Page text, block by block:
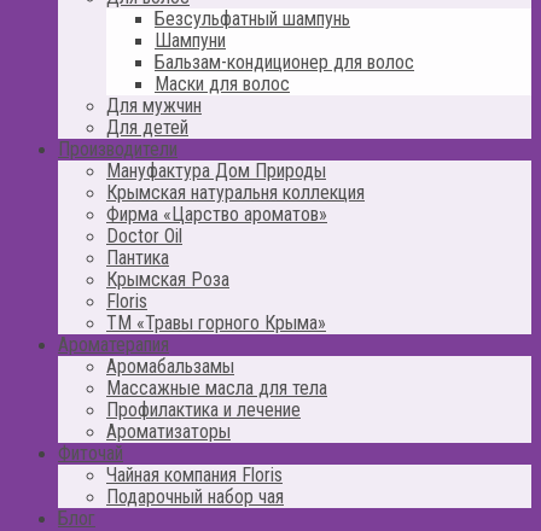
Безсульфатный шампунь
Шампуни
Бальзам-кондиционер для волос
Маски для волос
Для мужчин
Для детей
Производители
Мануфактура Дом Природы
Крымская натуральня коллекция
Фирма «Царство ароматов»
Doctor Oil
Пантика
Крымская Роза
Floris
ТМ «Травы горного Крыма»
Ароматерапия
Аромабальзамы
Массажные масла для тела
Профилактика и лечение
Ароматизаторы
Фиточай
Чайная компания Floris
Подарочный набор чая
Блог